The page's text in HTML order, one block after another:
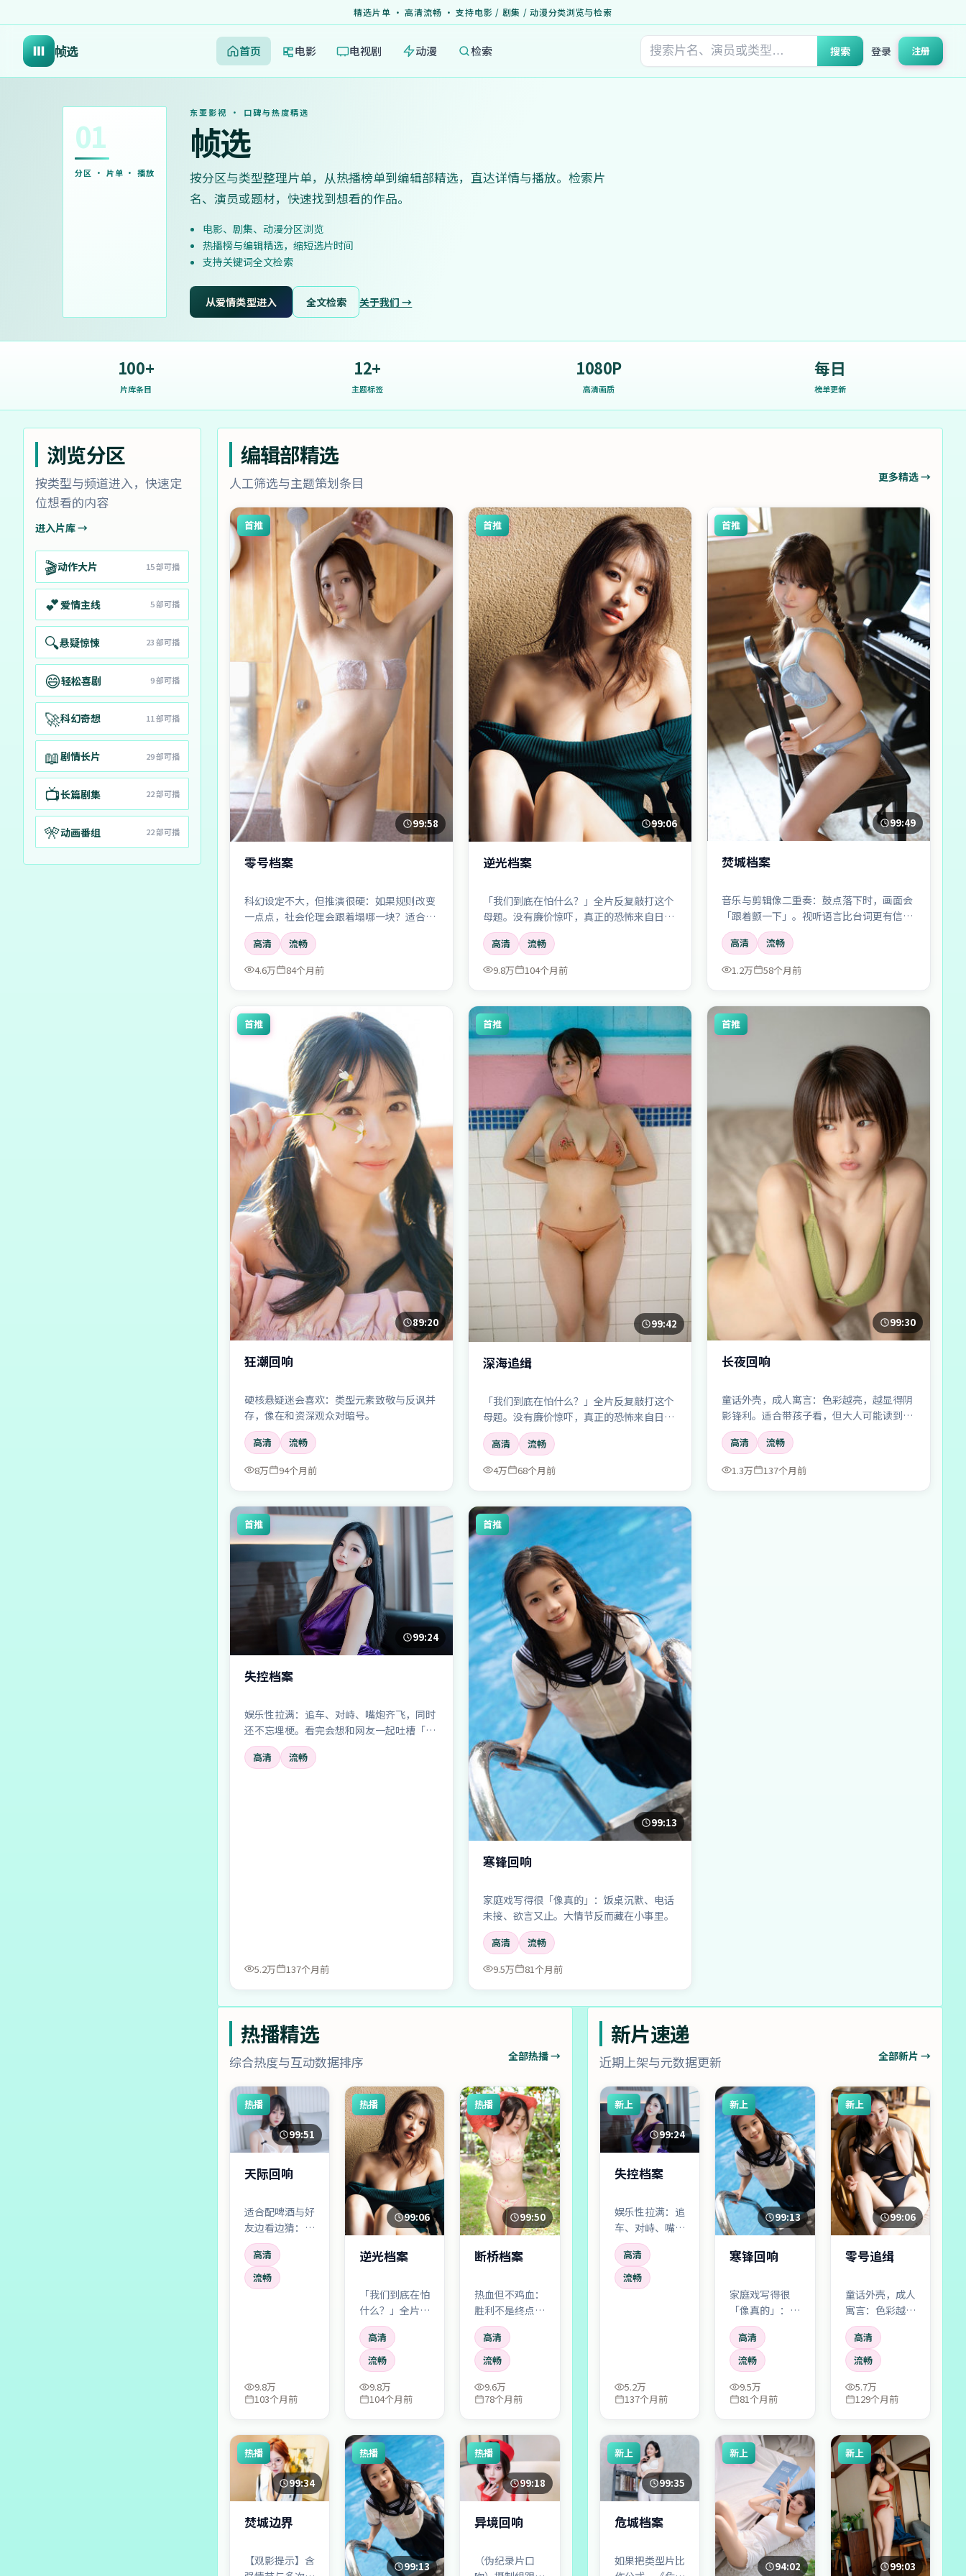
精选片单 · 高清流畅 · 支持电影 / 剧集 / 动漫分类浏览与检索
帧选 首页 电影 电视剧 动漫 检索 搜索 登录 注册
01
分区 · 片单 · 播放
东亚影视 · 口碑与热度精选
帧选
按分区与类型整理片单，从热播榜单到编辑部精选，直达详情与播放。检索片
名、演员或题材，快速找到想看的作品。
电影、剧集、动漫分区浏览
热播榜与编辑精选，缩短选片时间
支持关键词全文检索
从爱情类型进入 全文检索 关于我们 →
100+
片库条目
12+
主题标签
1080P
高清画质
每日
榜单更新
浏览分区
按类型与频道进入，快速定
位想看的内容
进入片库 →
🎬动作大片 15部可播
💕爱情主线 5部可播
🔍悬疑惊悚 23部可播
😄轻松喜剧 9部可播
🚀科幻奇想 11部可播
📖剧情长片 29部可播
📺长篇剧集 22部可播
🎌动画番组 22部可播
编辑部精选
人工筛选与主题策划条目 更多精选 →
首推
99:58
零号档案
科幻设定不大，但推演很硬：如果规则改变
一点点，社会伦理会跟着塌哪一块？适合喜
欢「思想实验」的观众。
高清
流畅
4.6万
84个月前
首推
99:06
逆光档案
「我们到底在怕什么？」全片反复敲打这个
母题。没有廉价惊吓，真正的恐怖来自日常
规则一点点崩塌。
高清
流畅
9.8万
104个月前
首推
99:49
焚城档案
音乐与剪辑像二重奏：鼓点落下时，画面会
「跟着颤一下」。视听语言比台词更有信息
量。
高清 流畅
1.2万 58个月前
首推
89:20
狂潮回响
硬核悬疑迷会喜欢：类型元素致敬与反讽并
存，像在和资深观众对暗号。
高清 流畅
8万 94个月前
首推
99:42
深海追缉
「我们到底在怕什么？」全片反复敲打这个
母题。没有廉价惊吓，真正的恐怖来自日常
规则一点点崩塌。
高清
流畅
4万
68个月前
首推
99:30
长夜回响
童话外壳，成人寓言：色彩越亮，越显得阴
影锋利。适合带孩子看，但大人可能读到的
更多。
高清 流畅
1.3万 137个月前
首推
99:24
失控档案
娱乐性拉满：追车、对峙、嘴炮齐飞，同时
还不忘埋梗。看完会想和网友一起吐槽「这
也太离谱了吧——但好爽」。
高清 流畅
5.2万 137个月前
首推
99:13
寒锋回响
家庭戏写得很「像真的」：饭桌沉默、电话
未接、欲言又止。大情节反而藏在小事里。
高清
流畅
9.5万
81个月前
热播精选
综合热度与互动数据排序 全部热播 →
热播
99:51
天际回响
适合配啤酒与好
友边看边猜：谁
是狼？谁在说真
话？结局不是
「揭晓答案」那
么简单，而是
高清
流畅
9.8万
103个月前
热播
99:06
逆光档案
「我们到底在怕
什么？」全片反
复敲打这个母
题。没有廉价惊
吓，真正的恐怖
来自日常规则一
点点崩塌。
高清
流畅
9.8万
104个月前
热播
99:50
断桥档案
热血但不鸡血：
胜利不是终点，
「如何与失败共
处」才是。运
动/犯罪元素服
务于人物成长，
而不是反过来。
高清
流畅
9.6万
78个月前
热播
99:34
焚城边界
【观影提示】含
热播
99:13
热播
99:18
异境回响
（伪纪录片口
新片速递
近期上架与元数据更新 全部新片 →
新上
99:24
失控档案
娱乐性拉满：追
车、对峙、嘴炮
齐飞，同时还不
忘埋梗。看完会
想和网友一起吐
槽「这也太离谱
高清
流畅
5.2万
137个月前
新上
99:13
寒锋回响
家庭戏写得很
「像真的」：饭
桌沉默、电话未
接、欲言又止。
大情节反而藏在
小事里。
高清
流畅
9.5万
81个月前
新上
99:06
零号追缉
童话外壳，成人
寓言：色彩越
亮，越显得阴影
锋利。适合带孩
子看，但大人可
能读到的更多。
高清
流畅
5.7万
129个月前
新上
99:35
危城档案
如果把类型片比
新上
94:02
新上
99:03